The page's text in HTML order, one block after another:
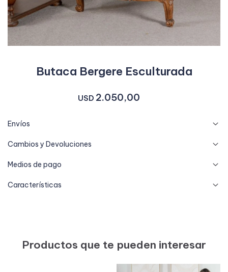
Butaca Bergere Esculturada
USD 2.050,00
Envíos
Cambios y Devoluciones
Medios de pago
Características
Productos que te pueden interesar